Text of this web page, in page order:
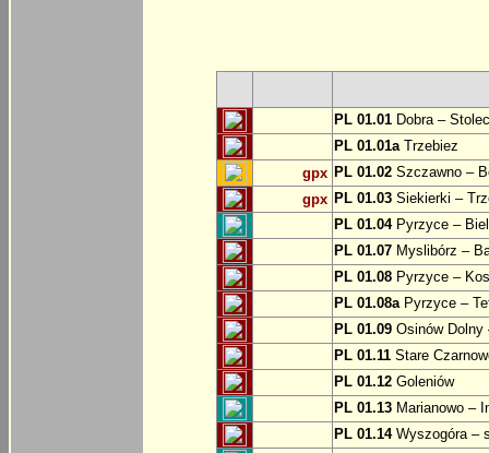
PL 01.01 Dobra –
PL 01.01aTrzebiez
gpx PL 01.02 Szczawno –
gpx PL 01.03 Siekierki –
PL 01.04Pyrzyce –
PL 01.07 Myslibórz –
PL 01.08 Pyrzyce –
PL 01.08aPyrzyce –
PL 01.09 Osinów Dolny
PL 01.11 Stare
PL 01.12 Goleniów
PL 01.13 Marianowo –
PL 01.14Wyszogóra –